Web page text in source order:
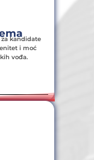
kandidate
i moć
vođa.